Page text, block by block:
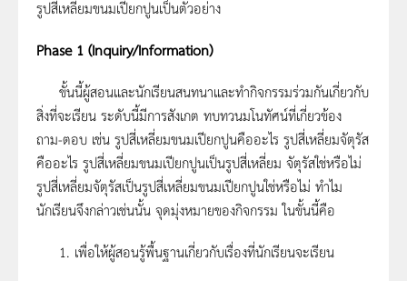
รูปสี่เหลี่ยมขนมเปียกปูนเป็นตัวอย่าง
Phase 1 (Inquiry/Information)
ขั้นนี้ผู้สอนและนักเรียนสนทนาและทำกิจกรรมร่วมกันเกี่ยวกับ
สิ่งที่จะเรียน ระดับนี้มีการสังเกต ทบทวนมโนทัศน์ที่เกี่ยวข้อง
ถาม-ตอบ เช่น รูปสี่เหลี่ยมขนมเปียกปูนคืออะไร รูปสี่เหลี่ยมจัตุรัส
คืออะไร รูปสี่เหลี่ยมขนมเปียกปูนเป็นรูปสี่เหลี่ยม จัตุรัสใช่หรือไม่
รูปสี่เหลี่ยมจัตุรัสเป็นรูปสี่เหลี่ยมขนมเปียกปูนใช่หรือไม่ ทำไม
นักเรียนจึงกล่าวเช่นนั้น จุดมุ่งหมายของกิจกรรม ในขั้นนี้คือ
1. เพื่อให้ผู้สอนรู้พื้นฐานเกี่ยวกับเรื่องที่นักเรียนจะเรียน